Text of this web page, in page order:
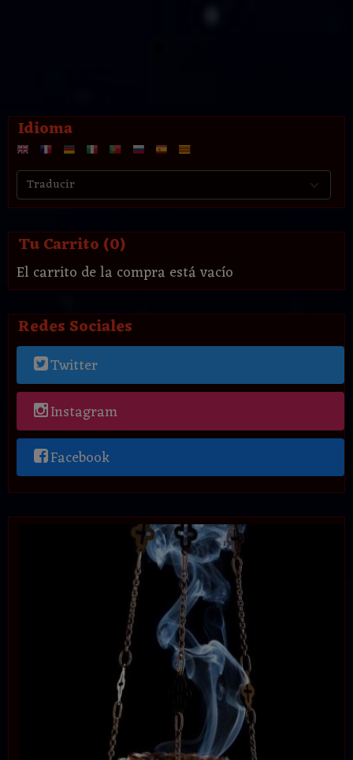
Idioma
Tu Carrito (0)
El carrito de la compra está vacío
Redes Sociales
Twitter
Instagram
Facebook